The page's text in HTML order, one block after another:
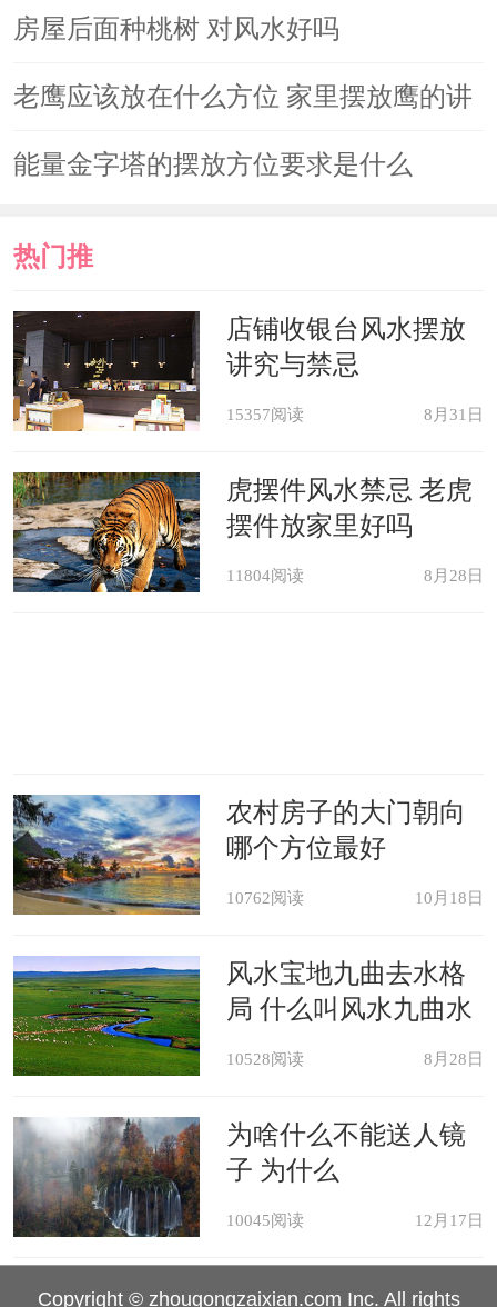
房屋后面种桃树 对风水好吗
老鹰应该放在什么方位 家里摆放鹰的讲
究
能量金字塔的摆放方位要求是什么
热门推
荐
店铺收银台风水摆放
讲究与禁忌
15357阅读 8月31日
虎摆件风水禁忌 老虎
摆件放家里好吗
11804阅读 8月28日
农村房子的大门朝向
哪个方位最好
10762阅读 10月18日
风水宝地九曲去水格
局 什么叫风水九曲水
10528阅读 8月28日
为啥什么不能送人镜
子 为什么
10045阅读 12月17日
Copyright © zhougongzaixian.com Inc. All rights